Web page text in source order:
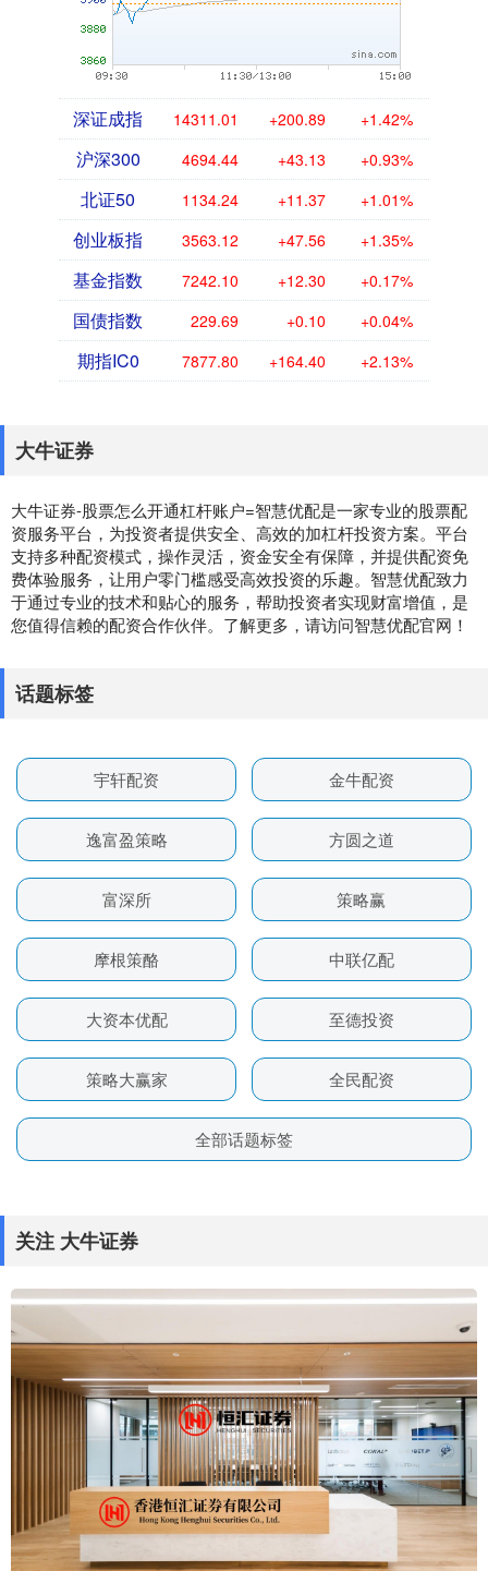
深证成指 14311.01 +200.89 +1.42%
沪深300 4694.44 +43.13 +0.93%
北证50 1134.24 +11.37 +1.01%
创业板指 3563.12 +47.56 +1.35%
基金指数 7242.10 +12.30 +0.17%
国债指数 229.69 +0.10 +0.04%
期指IC0 7877.80 +164.40 +2.13%
大牛证券
大牛证券-股票怎么开通杠杆账户=智慧优配是一家专业的股票配
资服务平台，为投资者提供安全、高效的加杠杆投资方案。平台
支持多种配资模式，操作灵活，资金安全有保障，并提供配资免
费体验服务，让用户零门槛感受高效投资的乐趣。智慧优配致力
于通过专业的技术和贴心的服务，帮助投资者实现财富增值，是
您值得信赖的配资合作伙伴。了解更多，请访问智慧优配官网！
话题标签
宇轩配资 金牛配资
逸富盈策略 方圆之道
富深所 策略赢
摩根策酪 中联亿配
大资本优配 至德投资
策略大赢家 全民配资
全部话题标签
关注 大牛证券